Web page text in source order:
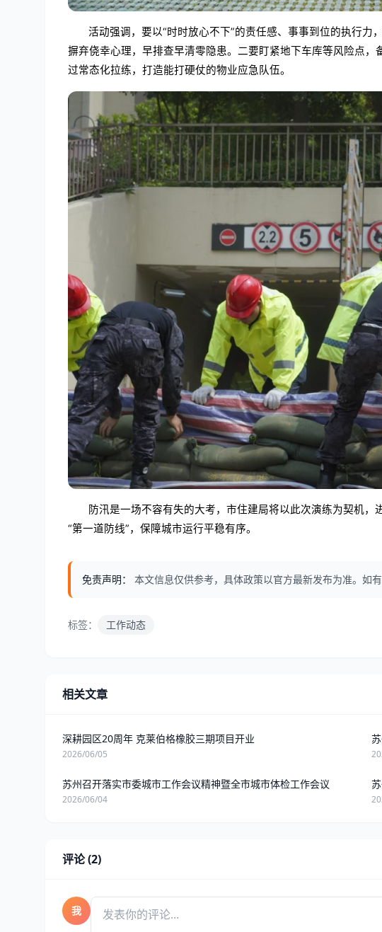
活动强调，要以“时时放心不下”的责任感、事事到位的执行
摒弃侥幸心理，早排查早清零隐患。二要盯紧地下车库等风险点
过常态化拉练，打造能打硬仗的物业应急队伍。
防汛是一场不容有失的大考，市住建局将以此次演练为契机
“第一道防线”，保障城市运行平稳有序。
免责声明： 本文信息仅供参考，具体政策以官方最新发布为准。如
标签： 工作动态
相关文章
深耕园区20周年 克莱伯格橡胶三期项目开业
2026/06/05
苏州召开落实市委城市工作会议精神暨全市城市体检工作会议
2026/06/04
评论 (2)
我